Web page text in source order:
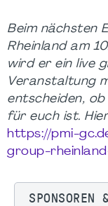
Beim nächsten
Rheinland am
wird er ein live
Veranstaltung
entscheiden,
für euch ist.
https://pmi-
group-
SPONSOREN